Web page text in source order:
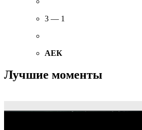
3 — 1
АЕК
Лучшие моменты